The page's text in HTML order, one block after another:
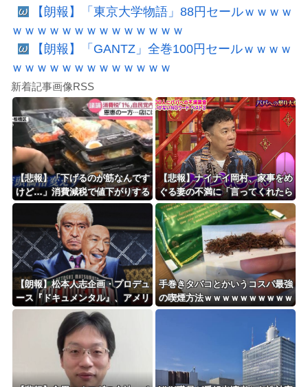
【朗報】「東京大学物語」88円セールｗｗｗｗ
ｗｗｗｗｗｗｗｗｗｗｗｗｗｗ
【朗報】「GANTZ」全巻100円セールｗｗｗｗ
ｗｗｗｗｗｗｗｗｗｗｗｗｗ
新着記事画像RSS
【悲報】「下げるのが筋なんです
けど…」消費減税で値下がりする
分と同じだけ商品を値上げして店
頭価格を変えない店も…
【悲報】ナイナイ岡村、家事をめ
ぐる妻の不満に「言ってくれたら
済む話やん」になるみ「バイトや
ったらクビやで」説教受け黙り込
む
【朗報】松本人志企画・プロデュ
ース『ドキュメンタル』、アメリ
カで初の制作が決定！ 海外タイ
トル『LOL』として世界25ヶ国・
地域で展開
手巻きタバコとかいうコスパ最強
の喫煙方法ｗｗｗｗｗｗｗｗｗｗ
ｗｗｗ